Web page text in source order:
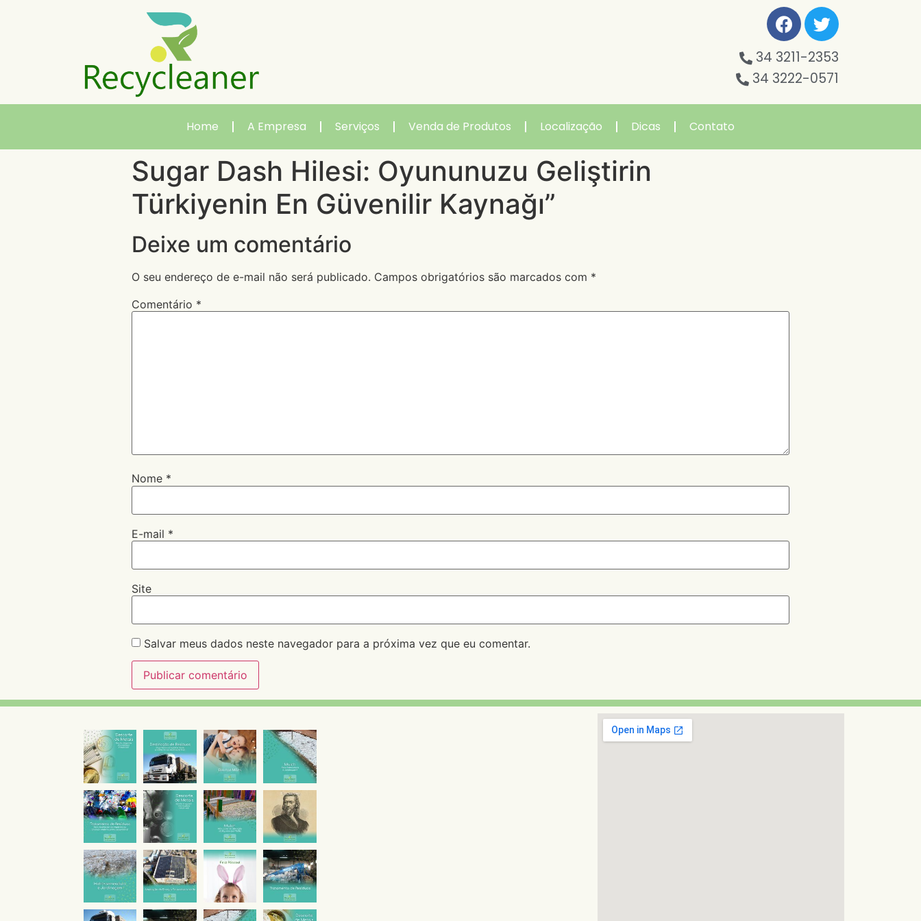
34 3211-2353
34 3222-0571
Home A Empresa Serviços Venda de Produtos Localização Dicas Contato
Sugar Dash Hilesi: Oyununuzu Geliştirin
Türkiyenin En Güvenilir Kaynağı”
Deixe um comentário
O seu endereço de e-mail não será publicado. Campos obrigatórios são marcados com *
Comentário *
Nome *
E-mail *
Site
Salvar meus dados neste navegador para a próxima vez que eu comentar.